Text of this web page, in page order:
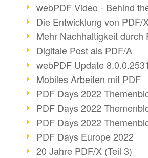
webPDF Video - Behind
Die Entwicklung von PDF/
Mehr Nachhaltigkeit durch
Digitale Post als PDF/A
webPDF Update 8.0.0.2531
Mobiles Arbeiten mit PDF
PDF Days 2022
PDF Days 2022
PDF Days 2022
PDF Days Europe 2022
20 Jahre PDF/X (Teil 3)